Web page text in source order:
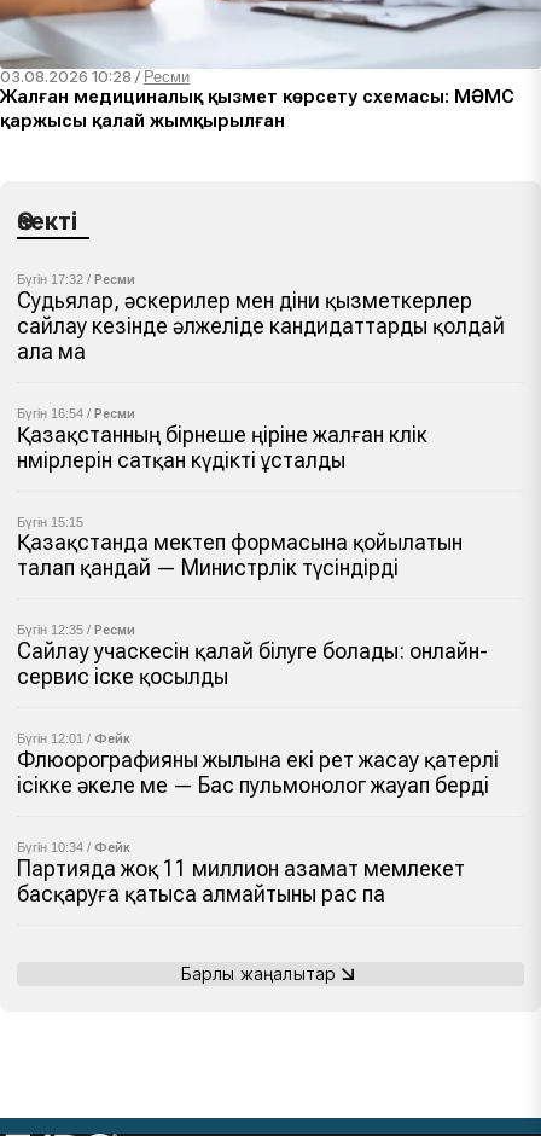
03.08.2026 10:28 / Ресми
Жалған медициналық қызмет көрсету схемасы: МӘМС
қаржысы қалай жымқырылған
Өзекті
Бүгін 17:32 / Ресми
Судьялар, әскерилер мен діни қызметкерлер
сайлау кезінде әлжеліде кандидаттарды қолдай
ала ма
Бүгін 16:54 / Ресми
Қазақстанның бірнеше өңіріне жалған көлік
нөмірлерін сатқан күдікті ұсталды
Бүгін 15:15
Қазақстанда мектеп формасына қойылатын
талап қандай — Министрлік түсіндірді
Бүгін 12:35 / Ресми
Сайлау учаскесін қалай білуге болады: онлайн-
сервис іске қосылды
Бүгін 12:01 / Фейк
Флюорографияны жылына екі рет жасау қатерлі
ісікке әкеле ме — Бас пульмонолог жауап берді
Бүгін 10:34 / Фейк
Партияда жоқ 11 миллион азамат мемлекет
басқаруға қатыса алмайтыны рас па
Барлық жаңалықтар